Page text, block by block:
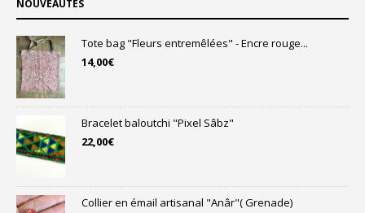
NOUVEAUTÉS
Tote bag "Fleurs entremêlées" - Encre rouge...
14,00€
Bracelet baloutchi "Pixel Sâbz"
22,00€
Collier en émail artisanal "Anâr"( Grenade)